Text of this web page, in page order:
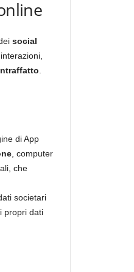
social
interazioni,
di App
, computer
che
societari
propri dati